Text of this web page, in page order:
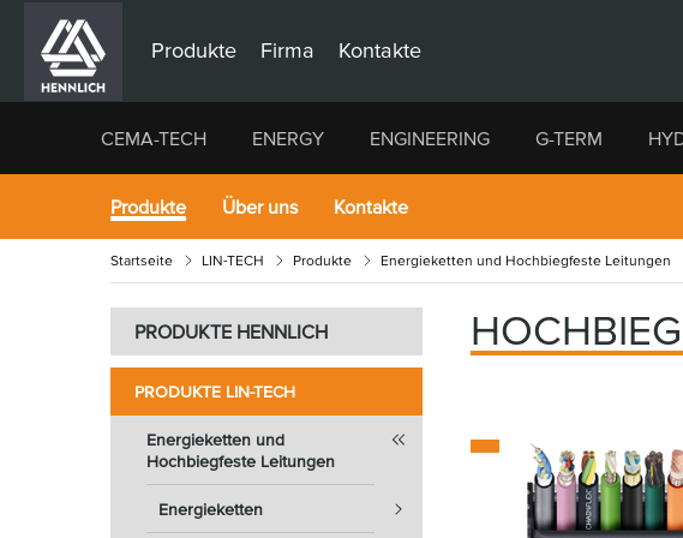
Produkte Firma Kontakte
CEMA-TECH ENERGY ENGINEERING G-TERM
Produkte Über uns Kontakte
Startseite LIN-TECH Produkte Energieketten und Hochbiegfeste Leitungen
PRODUKTE HENNLICH
PRODUKTE LIN-TECH
Energieketten und
Hochbiegfeste Leitungen
Energieketten